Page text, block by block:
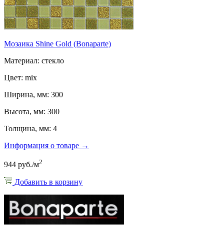
Мозаика Shine Gold (Bonaparte)
Материал: стекло
Цвет: mix
Ширина, мм: 300
Высота, мм: 300
Толщина, мм: 4
Информация о товаре →
944 руб./м2
Добавить в корзину